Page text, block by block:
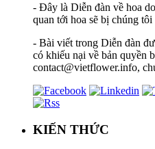
- Đây là Diễn đàn về hoa
quan tới hoa sẽ bị chúng
- Bài viết trong Diễn đàn
có khiếu nại về bản quyền
contact@vietflower.info,
KIẾN THỨC